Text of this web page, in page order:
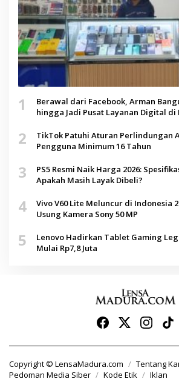
1
Berawal dari Facebook, Arman
hingga Jadi Pusat Layanan Digital di
2
TikTok Patuhi Aturan Perlindungan
Pengguna Minimum 16 Tahun
3
PS5 Resmi Naik Harga 2026:
Apakah Masih Layak Dibeli?
4
Vivo V60 Lite Meluncur di Indonesia
Usung Kamera Sony 50 MP
5
Lenovo Hadirkan Tablet Gaming
Mulai Rp7,8 Juta
Copyright © LensaMadura.com Tentang
Pedoman Media Siber
Kode Etik Iklan